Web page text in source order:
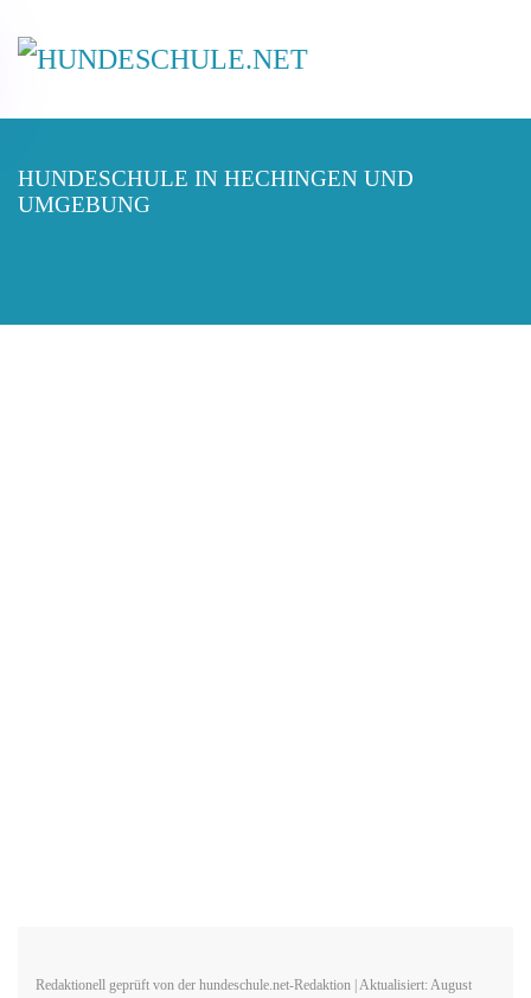
HUNDESCHULE IN HECHINGEN UND
UMGEBUNG
Redaktionell geprüft von der hundeschule.net-Redaktion | Aktualisiert: August